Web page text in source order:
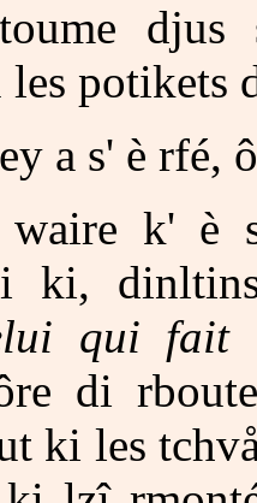
djus
potikets
a s' è rfé,
k' è
ki,
qui fait
di
ki les